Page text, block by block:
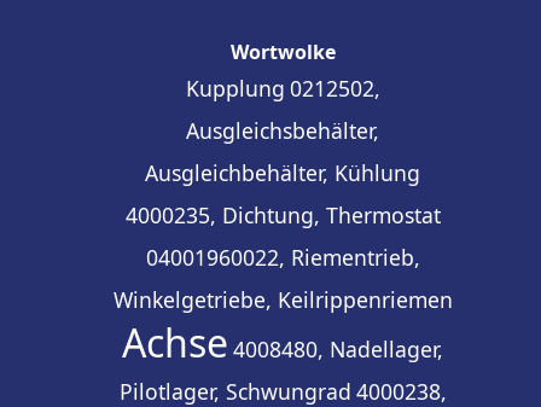
Wortwolke
Kupplung 0212502,
Ausgleichsbehälter,
Ausgleichbehälter, Kühlung
4000235, Dichtung, Thermostat
04001960022, Riementrieb,
Winkelgetriebe, Keilrippenriemen
Achse 4008480, Nadellager,
Pilotlager, Schwungrad 4000238,